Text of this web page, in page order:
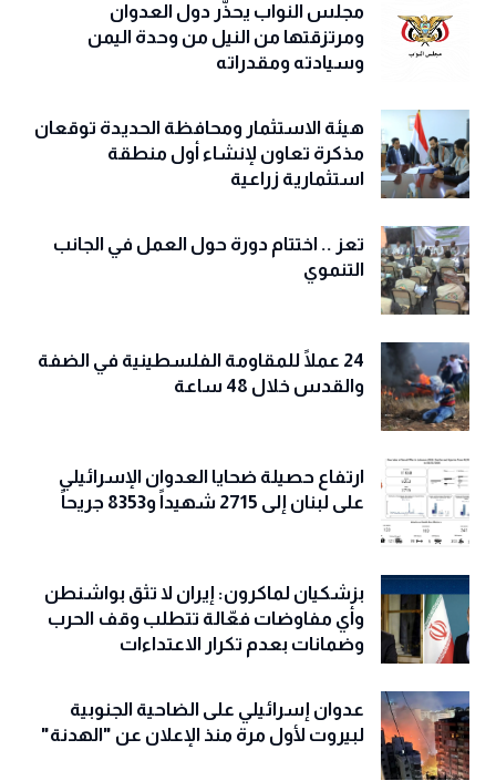
مجلس النواب يحذّّر دول العدوان
ومرتزقتها من النيل من وحدة اليمن
وسيادته ومقدراته
هيئة الاستثمار ومحافظة الحديدة توقعان
مذكرة تعاون لإنشاء أول منطقة
استثمارية زراعية
تعز .. اختتام دورة حول العمل في الجانب
التنموي
24 عملًا للمقاومة الفلسطينية في الضفة
والقدس خلال 48 ساعة
ارتفاع حصيلة ضحايا العدوان الإسرائيلي
على لبنان إلى 2715 شهيداً و8353 جريحاً
بزشكيان لماكرون: إيران لا تثق بواشنطن
وأي مفاوضات فعّالة تتطلب وقف الحرب
وضمانات بعدم تكرار الاعتداءات
عدوان إسرائيلي على الضاحية الجنوبية
لبيروت لأول مرة منذ الإعلان عن "الهدنة"